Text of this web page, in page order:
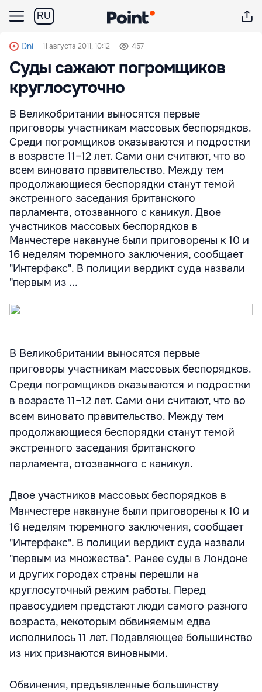
RU
Dni 11 августа 2011, 10:12 457
Суды сажают погромщиков
круглосуточно
В Великобритании выносятся первые
приговоры участникам массовых беспорядков.
Среди погромщиков оказываются и подростки
в возрасте 11–12 лет. Сами они считают, что во
всем виновато правительство. Между тем
продолжающиеся беспорядки станут темой
экстренного заседания британского
парламента, отозванного с каникул. Двое
участников массовых беспорядков в
Манчестере накануне были приговорены к 10 и
16 неделям тюремного заключения, сообщает
"Интерфакс". В полиции вердикт суда назвали
"первым из ...
В Великобритании выносятся первые
приговоры участникам массовых беспорядков.
Среди погромщиков оказываются и подростки
в возрасте 11–12 лет. Сами они считают, что во
всем виновато правительство. Между тем
продолжающиеся беспорядки станут темой
экстренного заседания британского
парламента, отозванного с каникул.
Двое участников массовых беспорядков в
Манчестере накануне были приговорены к 10 и
16 неделям тюремного заключения, сообщает
"Интерфакс". В полиции вердикт суда назвали
"первым из множества". Ранее суды в Лондоне
и других городах страны перешли на
круглосуточный режим работы. Перед
правосудием предстают люди самого разного
возраста, некоторым обвиняемым едва
исполнилось 11 лет. Подавляющее большинство
из них признаются виновными.
Обвинения, предъявленные большинству